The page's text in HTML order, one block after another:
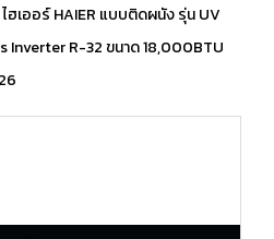
ฮเออร์ HAIER แบบติดผนัง รุ่น UV
Inverter R-32 ขนาด 18,000BTU